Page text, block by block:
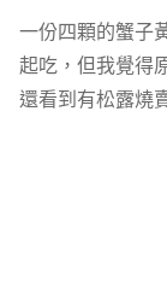
一份四顆的蟹子
起吃，但我覺得
還看到有松露燒